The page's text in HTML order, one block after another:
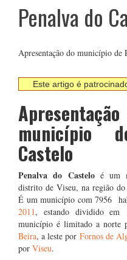
Penalva do
Apresentação do município de
Este artigo é
município
Castelo
Penalva do Casteloé um
distrito de Viseu, na região
É um município com 7956
2011, estando dividido em
município é limitado a norte
Beira, a leste por Fornos de
por Viseu.